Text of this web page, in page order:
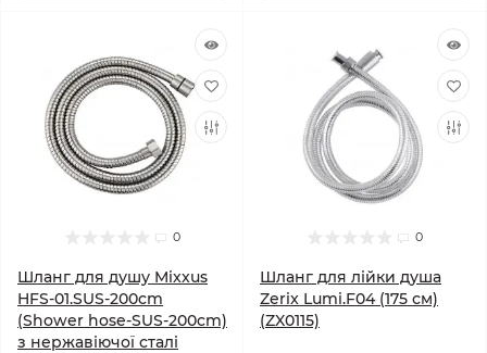
0
Шланг для душу Mixxus
HFS-01.SUS-200cm
(Shower hose-SUS-200cm)
з нержавіючої сталі
0
Шланг для лійки душа
Zerix Lumi.F04 (175 см)
(ZX0115)